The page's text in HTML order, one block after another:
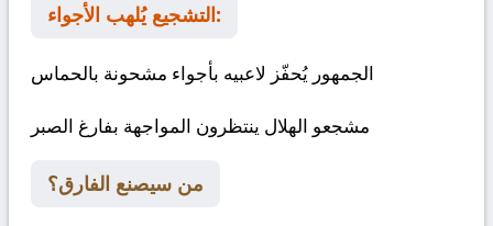
التشجيع يُلهب الأجواء:
الجمهور يُحفّز لاعبيه بأجواء مشحونة بالحماس
مشجعو الهلال ينتظرون المواجهة بفارغ الصبر
من سيصنع الفارق؟